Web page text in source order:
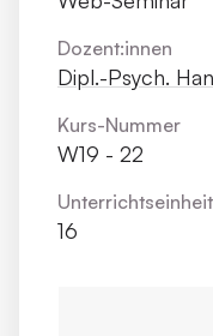
Dozent:innen
Dipl.-Psych.
Kurs-Nummer
W19 - 22
16